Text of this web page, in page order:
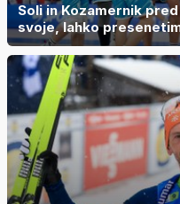
Soli in Kozamernik
svoje, lahko